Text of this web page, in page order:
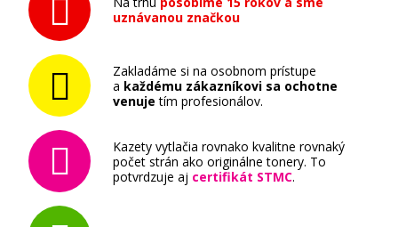
uznávanou značkou
Zakladáme si na osobnom prístupe
a každému zákazníkovi sa ochotne
venuje tím profesionálov.
Kazety vytlačia rovnako kvalitne rovnaký
počet strán ako originálne tonery. To
potvrdzuje aj certifikát STMC.